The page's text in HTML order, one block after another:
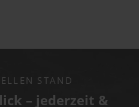
STAND
– jederzeit &